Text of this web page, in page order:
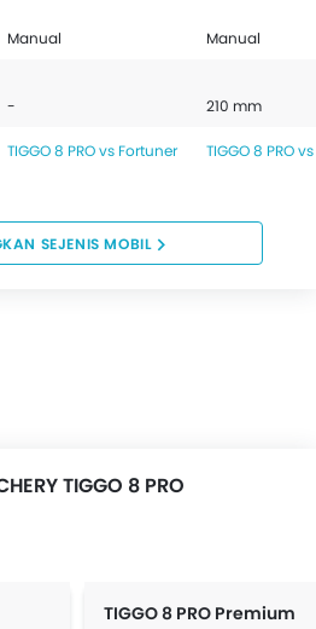
Manual Manual
- 210 mm
TIGGO 8 PRO vs Fortuner TIGGO 8 PRO
SEJENIS MOBIL
TIGGO 8 PRO
TIGGO 8 PRO Premium